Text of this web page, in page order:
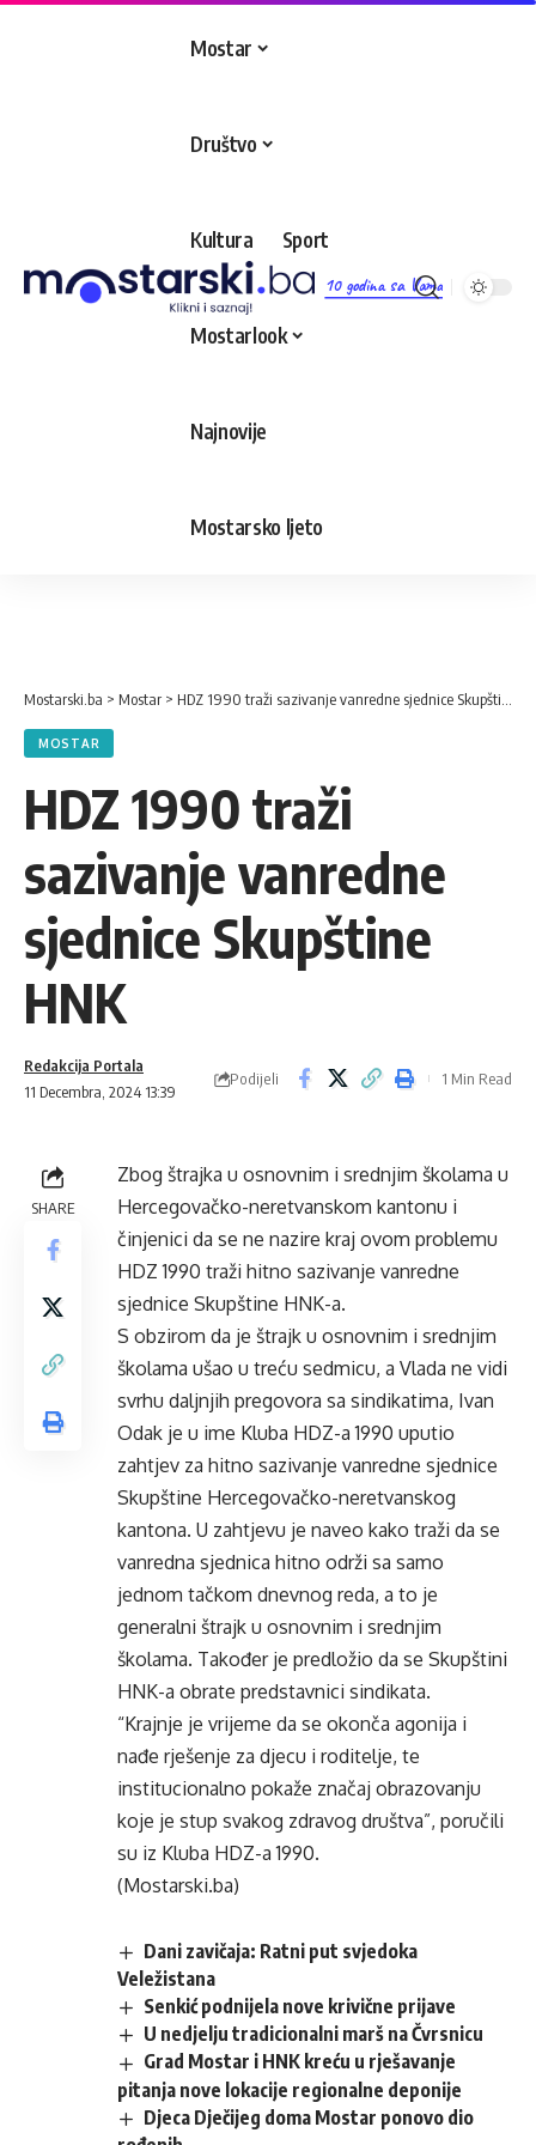
10 godina sa Vama
Mostar
Društvo
Kultura Sport
Mostarlook
Najnovije
Mostarsko ljeto
Mostarski.ba > Mostar > HDZ 1990 traži sazivanje vanredne sjednice Skupštine HNK
MOSTAR
HDZ 1990 traži
sazivanje vanredne
sjednice Skupštine
HNK
11 Decembra, 2024 13:39
Redakcija Portala
Podijeli 1 Min Read
SHARE
Zbog štrajka u osnovnim i srednjim školama u
Hercegovačko-neretvanskom kantonu i
činjenici da se ne nazire kraj ovom problemu
HDZ 1990 traži hitno sazivanje vanredne
sjednice Skupštine HNK-a.
S obzirom da je štrajk u osnovnim i srednjim
školama ušao u treću sedmicu, a Vlada ne vidi
svrhu daljnjih pregovora sa sindikatima, Ivan
Odak je u ime Kluba HDZ-a 1990 uputio
zahtjev za hitno sazivanje vanredne sjednice
Skupštine Hercegovačko-neretvanskog
kantona. U zahtjevu je naveo kako traži da se
vanredna sjednica hitno održi sa samo
jednom tačkom dnevnog reda, a to je
generalni štrajk u osnovnim i srednjim
školama. Također je predložio da se Skupštini
HNK-a obrate predstavnici sindikata.
“Krajnje je vrijeme da se okonča agonija i
nađe rješenje za djecu i roditelje, te
institucionalno pokaže značaj obrazovanju
koje je stup svakog zdravog društva”, poručili
su iz Kluba HDZ-a 1990.
(Mostarski.ba)
Dani zavičaja: Ratni put svjedoka
Veležistana
Senkić podnijela nove krivične prijave
U nedjelju tradicionalni marš na Čvrsnicu
Grad Mostar i HNK kreću u rješavanje
pitanja nove lokacije regionalne deponije
Djeca Dječijeg doma Mostar ponovo dio